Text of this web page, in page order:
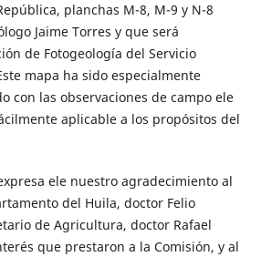
planchas M-8, M-9 y N-8
Jaime Torres y que será
de Fotogeología del Servicio
mapa ha sido especialmente
con las observaciones de campo ele
aplicable a los propósitos del
ele nuestro agradecimiento al
del Huila, doctor Felio
de Agricultura, doctor Rafael
que prestaron a la Comisión, y al